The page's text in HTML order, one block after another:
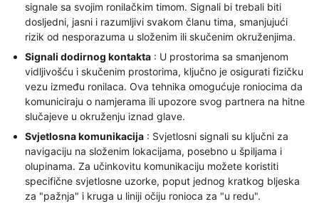
signale sa svojim ronilačkim timom. Signali bi trebali biti
dosljedni, jasni i razumljivi svakom članu tima, smanjujući
rizik od nesporazuma u složenim ili skučenim okruženjima.
Signali dodirnog kontakta : U prostorima sa smanjenom
vidljivošću i skučenim prostorima, ključno je osigurati fizičku
vezu između ronilaca. Ova tehnika omogućuje roniocima da
komuniciraju o namjerama ili upozore svog partnera na hitne
slučajeve u okruženju iznad glave.
Svjetlosna komunikacija : Svjetlosni signali su ključni za
navigaciju na složenim lokacijama, posebno u špiljama i
olupinama. Za učinkovitu komunikaciju možete koristiti
specifične svjetlosne uzorke, poput jednog kratkog bljeska
za "pažnja" i kruga u liniji očiju ronioca za "u redu".